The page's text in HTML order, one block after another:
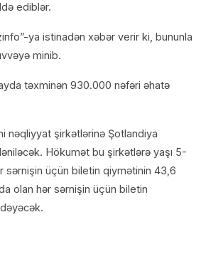
ediblər.
ya istinadən xəbər verir ki, bununla
minib.
təxminən 930.000 nəfəri əhatə
nəqliyyat şirkətlərinə Şotlandiya
Hökumət bu şirkətlərə yaşı 5-
sərnişin üçün biletin qiymətinin 43,6
olan hər sərnişin üçün biletin